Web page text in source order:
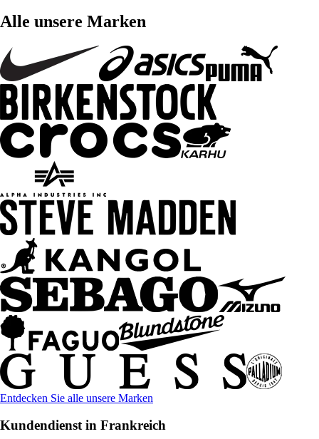
Alle unsere Marken
Entdecken Sie alle unsere Marken
Kundendienst in Frankreich